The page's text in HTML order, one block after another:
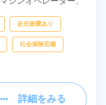
赴任旅費あり
社会保険完備
詳細をみる